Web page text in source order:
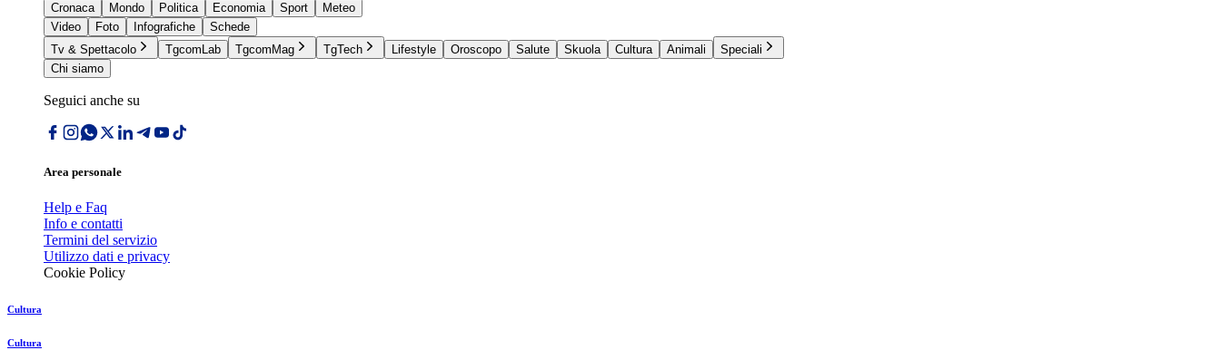
Cronaca
Mondo Politica Economia Sport
Meteo
Video
Foto Infografiche
Schede
Tv & Spettacolo
TgcomLab TgcomMag TgTech Lifestyle Oroscopo Salute Skuola Cultura Animali
Speciali
Chi siamo
Seguici anche su
Area personale
Help e Faq
Info e contatti
Termini del servizio
Utilizzo dati e privacy
Cookie Policy
Cultura
Cultura